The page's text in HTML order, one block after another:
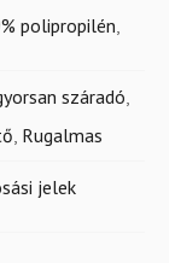
polipropilén,
száradó,
, Rugalmas
jelek